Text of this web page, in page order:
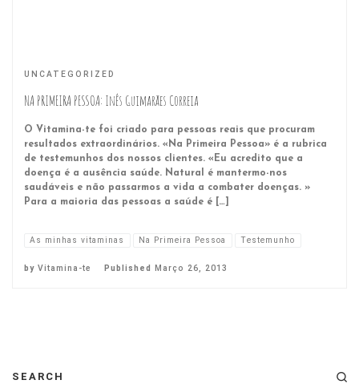
UNCATEGORIZED
NA PRIMEIRA PESSOA: Inês Guimarães Correia
O Vitamina-te foi criado para pessoas reais que procuram
resultados extraordinários. «Na Primeira Pessoa» é a rubrica
de testemunhos dos nossos clientes. «Eu acredito que a
doença é a ausência saúde. Natural é mantermo-nos
saudáveis e não passarmos a vida a combater doenças. »
Para a maioria das pessoas a saúde é […]
As minhas vitaminas Na Primeira Pessoa Testemunho
by Vitamina-te Published Março 26, 2013
SEARCH